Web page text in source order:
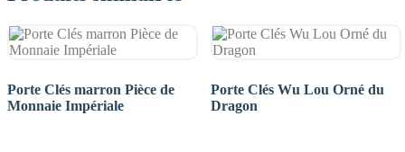
Porte Clés marron Pièce de
Monnaie Impériale
Porte Clés Wu Lou Orné du
Dragon